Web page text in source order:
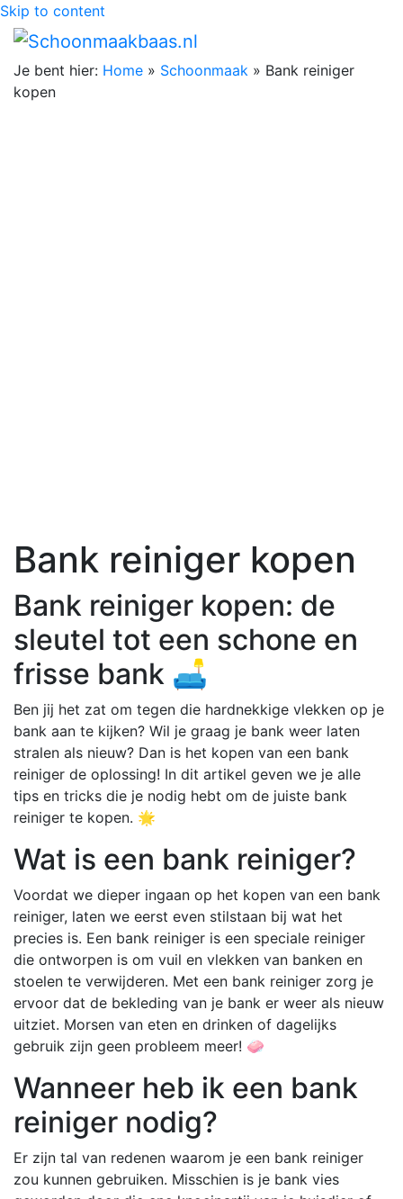
Skip to content
Je bent hier: Home » Schoonmaak » Bank reiniger
kopen
Bank reiniger kopen
Bank reiniger kopen: de
sleutel tot een schone en
frisse bank 🛋️
Ben jij het zat om tegen die hardnekkige vlekken op je
bank aan te kijken? Wil je graag je bank weer laten
stralen als nieuw? Dan is het kopen van een bank
reiniger de oplossing! In dit artikel geven we je alle
tips en tricks die je nodig hebt om de juiste bank
reiniger te kopen. 🌟
Wat is een bank reiniger?
Voordat we dieper ingaan op het kopen van een bank
reiniger, laten we eerst even stilstaan bij wat het
precies is. Een bank reiniger is een speciale reiniger
die ontworpen is om vuil en vlekken van banken en
stoelen te verwijderen. Met een bank reiniger zorg je
ervoor dat de bekleding van je bank er weer als nieuw
uitziet. Morsen van eten en drinken of dagelijks
gebruik zijn geen probleem meer! 🧼
Wanneer heb ik een bank
reiniger nodig?
Er zijn tal van redenen waarom je een bank reiniger
zou kunnen gebruiken. Misschien is je bank vies